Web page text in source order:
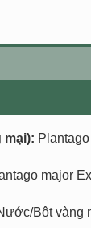
mại):
major
Bột vàng